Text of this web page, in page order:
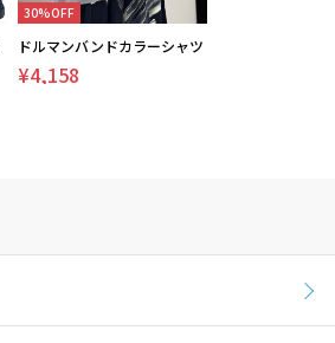
30%OFF
ドルマンバンドカラーシャツ
¥4,158